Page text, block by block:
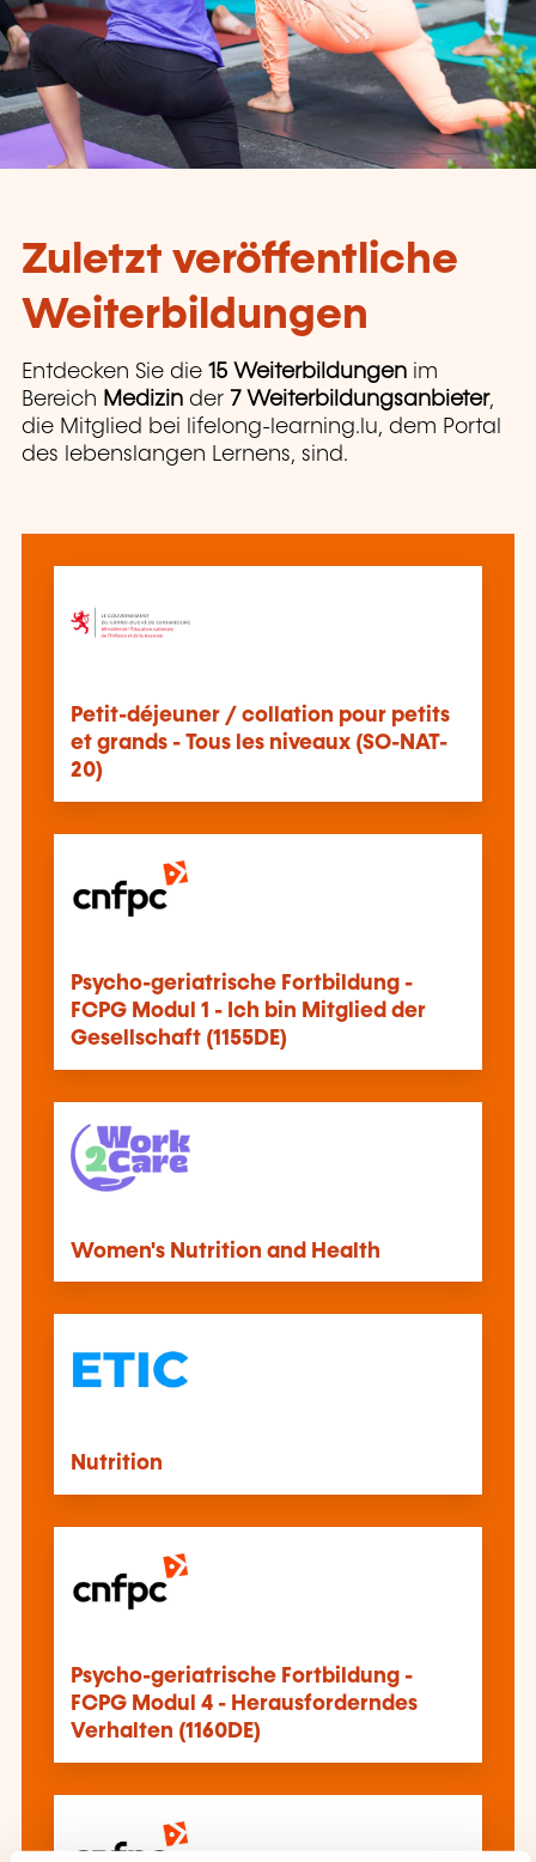
Zuletzt veröffentliche
Weiterbildungen
Entdecken Sie die 15 Weiterbildungen im
Bereich Medizin der 7 Weiterbildungsanbieter,
die Mitglied bei lifelong-learning.lu, dem Portal
des lebenslangen Lernens, sind.
Petit-déjeuner / collation pour petits
et grands - Tous les niveaux (SO-NAT-
20)
Psycho-geriatrische Fortbildung -
FCPG Modul 1 - Ich bin Mitglied der
Gesellschaft (1155DE)
Women's Nutrition and Health
Nutrition
Psycho-geriatrische Fortbildung -
FCPG Modul 4 - Herausforderndes
Verhalten (1160DE)